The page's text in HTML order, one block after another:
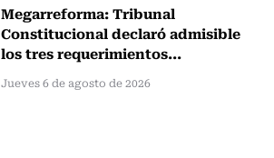
Megarreforma: Tribunal
Constitucional declaró admisible
los tres requerimientos...
Jueves 6 de agosto de 2026